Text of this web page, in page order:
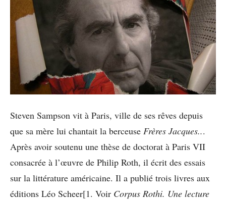
Steven Sampson vit à Paris, ville de ses rêves depuis
que sa mère lui chantait la berceuse Frères Jacques...
Après avoir soutenu une thèse de doctorat à Paris VII
consacrée à l’œuvre de Philip Roth, il écrit des essais
sur la littérature américaine. Il a publié trois livres aux
éditions Léo Scheer[1. Voir Corpus Rothi. Une lecture